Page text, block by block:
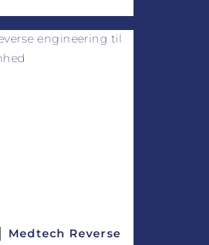
Medtech Reverse